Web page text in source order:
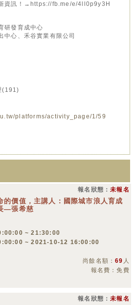
資訊！→https://fb.me/e/4ll0p9y3H
研發育成中心
中心、禾谷實業有限公司
(191)
platforms/activity_page/1/59
報名狀態：未報名
的價值，主講人：國際城市浪人育成
—張希慈
~ 21:30:00
~ 2021-10-12 16:00:00
尚餘名額：69 人
報名費：免費
報名狀態：未報名